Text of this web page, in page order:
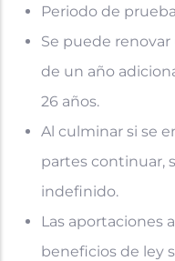
Periodo de
Se puede renovar
de un año
26 años.
Al culminar si se
partes continuar,
indefinido.
Las aportaciones
beneficios de ley